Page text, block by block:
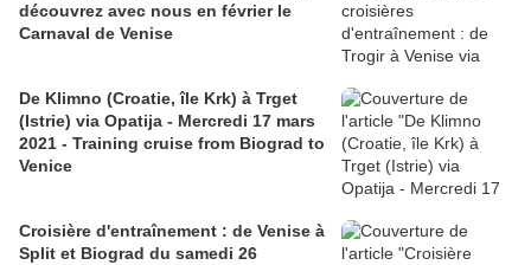
découvrez avec nous en février le
Carnaval de Venise
De Klimno (Croatie, île Krk) à Trget
(Istrie) via Opatija - Mercredi 17 mars
2021 - Training cruise from Biograd to
Venice
Croisière d'entraînement : de Venise à
Split et Biograd du samedi 26